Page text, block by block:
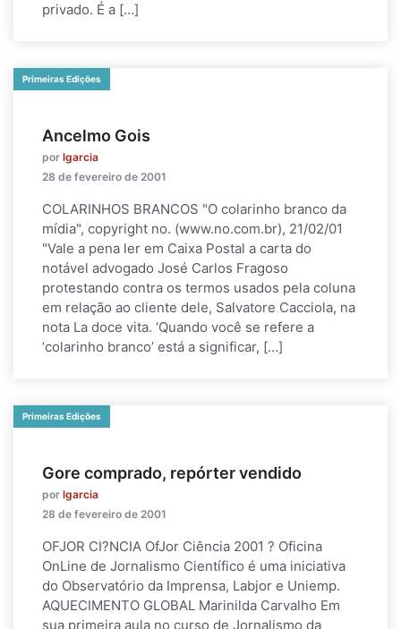
privado. É a […]
Primeiras Edições
Ancelmo Gois
por lgarcia
28 de fevereiro de 2001
COLARINHOS BRANCOS "O colarinho branco da
mídia", copyright no. (www.no.com.br), 21/02/01
"Vale a pena ler em Caixa Postal a carta do
notável advogado José Carlos Fragoso
protestando contra os termos usados pela coluna
em relação ao cliente dele, Salvatore Cacciola, na
nota La doce vita. ‘Quando você se refere a
‘colarinho branco’ está a significar, […]
Primeiras Edições
Gore comprado, repórter vendido
por lgarcia
28 de fevereiro de 2001
OFJOR CI?NCIA OfJor Ciência 2001 ? Oficina
OnLine de Jornalismo Científico é uma iniciativa
do Observatório da Imprensa, Labjor e Uniemp.
AQUECIMENTO GLOBAL Marinilda Carvalho Em
sua primeira aula no curso de Jornalismo da